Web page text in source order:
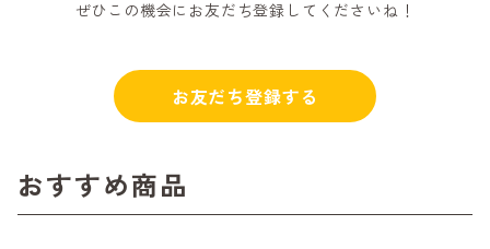
ぜひこの機会にお友だち登録してくださいね！
お友だち登録する
おすすめ商品